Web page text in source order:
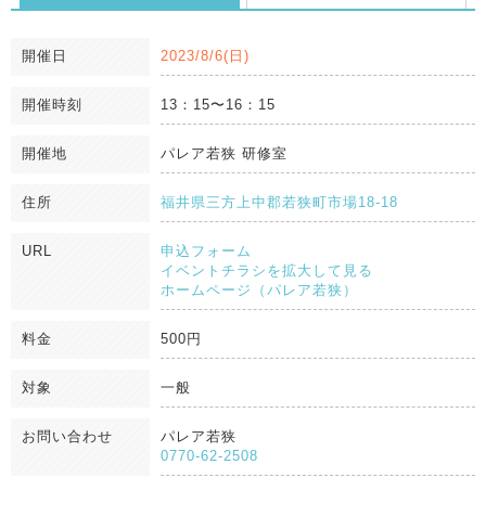
開催日 2023/8/6(日)
開催時刻 13：15〜16：15
開催地 パレア若狭 研修室
住所 福井県三方上中郡若狭町市場18-18
URL
申込フォーム
イベントチラシを拡大して見る
ホームページ（パレア若狭）
料金 500円
対象 一般
お問い合わせ
パレア若狭
0770-62-2508